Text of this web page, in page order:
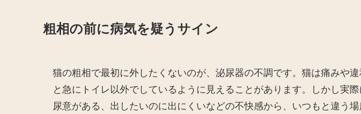
粗相の前に病気を疑うサイン
猫の粗相で最初に外したくないのが、泌尿器の不調です。猫は痛みや
と急にトイレ以外でしているように見えることがあります。しかし実
尿意がある、出したいのに出にくいなどの不快感から、いつもと違う